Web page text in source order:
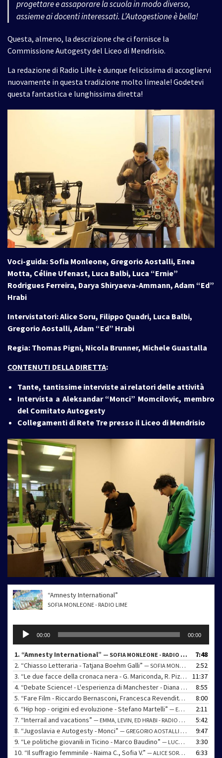
progettare e assaporare la scuola in modo diverso,
assieme ai docenti interessati. L’Autogestione è bella!
Questa, almeno, la descrizione che ci fornisce la
Commissione Autogesty del Liceo di Mendrisio.
La redazione di Radio LiMe è dunque felicissima di accogliervi
nuovamente in questa tradizione molto limeale! Godetevi
questa fantastica e lunghissima diretta!
Voci-guida: Sofia Monleone, Gregorio Aostalli, Enea
Motta, Céline Ufenast, Luca Balbi, Luca “Ernie”
Rodrigues Ferreira, Darya Shiryaeva-Ammann, Adam “Ed”
Hrabi
Intervistatori: Alice Soru, Filippo Quadri, Luca Balbi,
Gregorio Aostalli, Adam “Ed” Hrabi
Regia: Thomas Pigni, Nicola Brunner, Michele Guastalla
CONTENUTI DELLA DIRETTA:
Tante, tantissime interviste ai relatori delle attività
Intervista a Aleksandar “Monci” Momcilovic, membro
del Comitato Autogesty
Collegamenti di Rete Tre presso il Liceo di Mendrisio
“Amnesty International”
SOFIA MONLEONE - RADIO LIME
Audio
Player
00:00 00:00
1. “Amnesty International” — SOFIA MONLEONE - RADIO LIME
7:48
2. “Chiasso Letteraria - Tatjana Boehm Galli” — SOFIA MONLEONE - RADIO LIME
2:52
3. “Le due facce della cronaca nera - G. Mariconda, R. Pizolli” — ED
11:37
4. “Debate Science! - L'esperienza di Manchester - Diana F., Michelle M.”
8:55
5. “Fare Film - Riccardo Bernasconi, Francesca Revendito” — FILIPPO
8:00
6. “Hip hop - origini ed evoluzione - Stefano Martelli” — ED HRABI - RADIO LIME
2:11
7. “Interrail and vacations” — EMMA, LEVIN, ED HRABI - RADIO LIME
5:42
8. “Jugoslavia e Autogesty - Monci” — GREGORIO AOSTALLI - RADIO LIME
9:47
9. “Le politiche giovanili in Ticino - Marco Baudino” — LUCA BALBI - RADIO LIME
3:30
10. “Il suffragio femminile - Naima C., Sofia V.” — ALICE SORU - RADIO LIME 6:33